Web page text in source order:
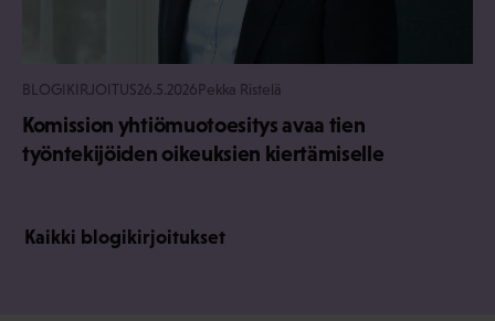
BLOGIKIRJOITUS26.5.2026Pekka Ristelä
Komission yhtiömuotoesitys avaa tien
työntekijöiden oikeuksien kiertämiselle
Kaikki blogikirjoitukset